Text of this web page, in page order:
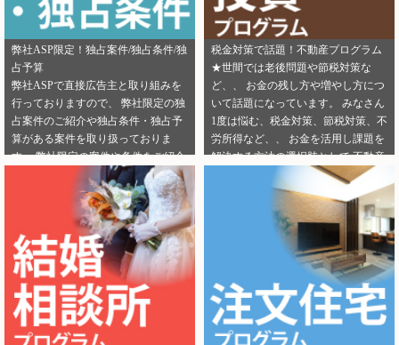
弊社ASP限定！独占案件/独占条件/独
占予算
弊社ASPで直接広告主と取り組みを
行っておりますので、 弊社限定の独
占案件のご紹介や独占条件・独占予
算がある案件を取り扱っておりま
す。 弊社限定の案件や条件をご紹介
できるカテゴリーは下記となりま
す。 ・健康食品 ・美容 ・転職エー
ジェント（IT/エンジニア求人） ・転
職エージェント（一般求人） ・転職
エージェント（工場求人） ・生理管
理ツール ・不動産（売却） ・不動産
（投資） ・不動産（外壁） ・不動産
（注文住宅） ・引越し ・ランドセル
是非この機会に、新規でご登録いた
だくアフィリエイター様は 「お申込
税金対策で話題！不動産プログラム
★世間では老後問題や節税対策な
ど、、 お金の残し方や増やし方につ
いて話題になっています。 みなさん
1度は悩む、税金対策、節税対策、不
労所得など、、 お金を活用し課題を
解決する方法の選択肢として 不動産
投資を選択する人が増えてきていま
す。 サラリーマンからでも始められ
る不動産投資は税金対策として注目
を浴びています。 弊社では独占案件
や好条件でのご案内が可能になりま
す！ 資料請求からオンライン面談な
ど複数相談方法があり訴求がしやす
いカテゴリにもなります。 ぜひご掲
載のご検討をよろしくお願いしま
す！ ★ 新規でご登録いただくアフィ